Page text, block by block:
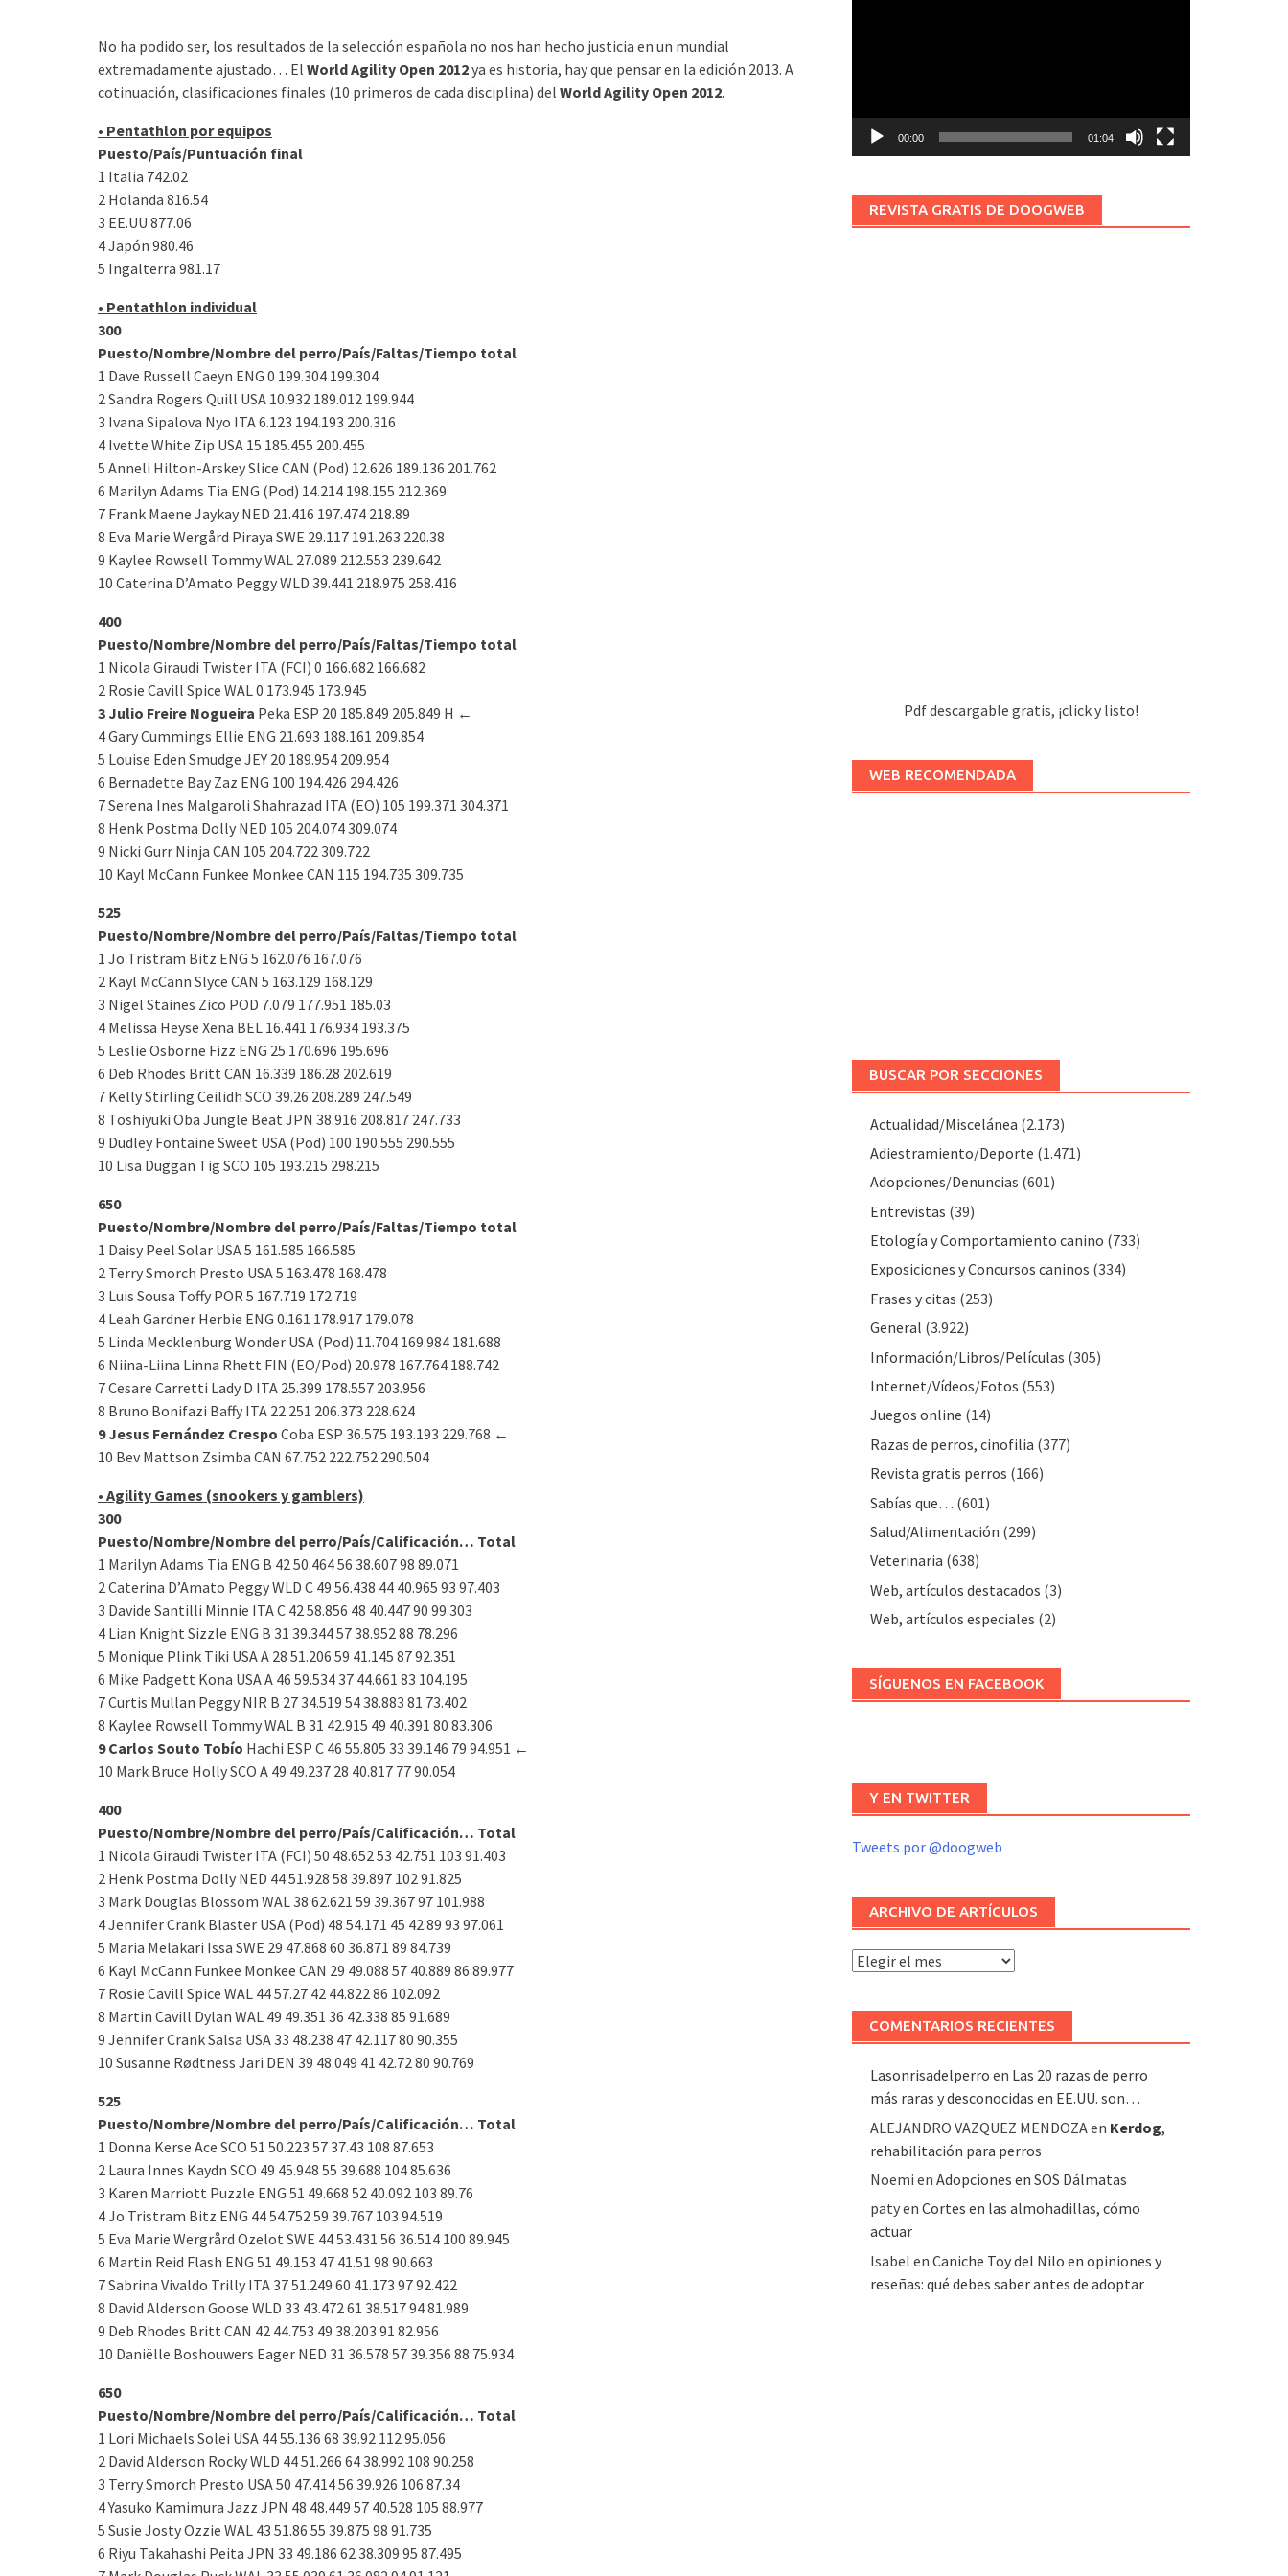
No ha podido ser, los resultados de la selección española no nos han hecho justicia en un mundial
extremadamente ajustado… El World Agility Open 2012ya es historia, hay que pensar en la edición 2013. A
cotinuación, clasificaciones finales (10 primeros de cada disciplina) del World Agility Open 2012.
• Pentathlon por equipos
Puesto/País/Puntuación final
1 Italia 742.02
2 Holanda 816.54
3 EE.UU 877.06
4 Japón 980.46
5 Ingalterra 981.17
• Pentathlon individual
300
Puesto/Nombre/Nombre del perro/País/Faltas/Tiempo total
1 Dave Russell Caeyn ENG 0 199.304 199.304
2 Sandra Rogers Quill USA 10.932 189.012 199.944
3 Ivana Sipalova Nyo ITA 6.123 194.193 200.316
4 Ivette White Zip USA 15 185.455 200.455
5 Anneli Hilton-Arskey Slice CAN (Pod) 12.626 189.136 201.762
6 Marilyn Adams Tia ENG (Pod) 14.214 198.155 212.369
7 Frank Maene Jaykay NED 21.416 197.474 218.89
8 Eva Marie Wergård Piraya SWE 29.117 191.263 220.38
9 Kaylee Rowsell Tommy WAL 27.089 212.553 239.642
10 Caterina D’Amato Peggy WLD 39.441 218.975 258.416
400
Puesto/Nombre/Nombre del perro/País/Faltas/Tiempo total
1 Nicola Giraudi Twister ITA (FCI) 0 166.682 166.682
2 Rosie Cavill Spice WAL 0 173.945 173.945
3 Julio Freire Nogueira Peka ESP 20 185.849 205.849 Η ←
4 Gary Cummings Ellie ENG 21.693 188.161 209.854
5 Louise Eden Smudge JEY 20 189.954 209.954
6 Bernadette Bay Zaz ENG 100 194.426 294.426
7 Serena Ines Malgaroli Shahrazad ITA (EO) 105 199.371 304.371
8 Henk Postma Dolly NED 105 204.074 309.074
9 Nicki Gurr Ninja CAN 105 204.722 309.722
10 Kayl McCann Funkee Monkee CAN 115 194.735 309.735
525
Puesto/Nombre/Nombre del perro/País/Faltas/Tiempo total
1 Jo Tristram Bitz ENG 5 162.076 167.076
2 Kayl McCann Slyce CAN 5 163.129 168.129
3 Nigel Staines Zico POD 7.079 177.951 185.03
4 Melissa Heyse Xena BEL 16.441 176.934 193.375
5 Leslie Osborne Fizz ENG 25 170.696 195.696
6 Deb Rhodes Britt CAN 16.339 186.28 202.619
7 Kelly Stirling Ceilidh SCO 39.26 208.289 247.549
8 Toshiyuki Oba Jungle Beat JPN 38.916 208.817 247.733
9 Dudley Fontaine Sweet USA (Pod) 100 190.555 290.555
10 Lisa Duggan Tig SCO 105 193.215 298.215
650
Puesto/Nombre/Nombre del perro/País/Faltas/Tiempo total
1 Daisy Peel Solar USA 5 161.585 166.585
2 Terry Smorch Presto USA 5 163.478 168.478
3 Luis Sousa Toffy POR 5 167.719 172.719
4 Leah Gardner Herbie ENG 0.161 178.917 179.078
5 Linda Mecklenburg Wonder USA (Pod) 11.704 169.984 181.688
6 Niina-Liina Linna Rhett FIN (EO/Pod) 20.978 167.764 188.742
7 Cesare Carretti Lady D ITA 25.399 178.557 203.956
8 Bruno Bonifazi Baffy ITA 22.251 206.373 228.624
9 Jesus Fernández Crespo Coba ESP 36.575 193.193 229.768 ←
10 Bev Mattson Zsimba CAN 67.752 222.752 290.504
• Agility Games (snookers y gamblers)
300
Puesto/Nombre/Nombre del perro/País/Calificación… Total
1 Marilyn Adams Tia ENG B 42 50.464 56 38.607 98 89.071
2 Caterina D’Amato Peggy WLD C 49 56.438 44 40.965 93 97.403
3 Davide Santilli Minnie ITA C 42 58.856 48 40.447 90 99.303
4 Lian Knight Sizzle ENG B 31 39.344 57 38.952 88 78.296
5 Monique Plink Tiki USA A 28 51.206 59 41.145 87 92.351
6 Mike Padgett Kona USA A 46 59.534 37 44.661 83 104.195
7 Curtis Mullan Peggy NIR B 27 34.519 54 38.883 81 73.402
8 Kaylee Rowsell Tommy WAL B 31 42.915 49 40.391 80 83.306
9 Carlos Souto Tobío Hachi ESP C 46 55.805 33 39.146 79 94.951 ←
10 Mark Bruce Holly SCO A 49 49.237 28 40.817 77 90.054
400
Puesto/Nombre/Nombre del perro/País/Calificación… Total
1 Nicola Giraudi Twister ITA (FCI) 50 48.652 53 42.751 103 91.403
2 Henk Postma Dolly NED 44 51.928 58 39.897 102 91.825
3 Mark Douglas Blossom WAL 38 62.621 59 39.367 97 101.988
4 Jennifer Crank Blaster USA (Pod) 48 54.171 45 42.89 93 97.061
5 Maria Melakari Issa SWE 29 47.868 60 36.871 89 84.739
6 Kayl McCann Funkee Monkee CAN 29 49.088 57 40.889 86 89.977
7 Rosie Cavill Spice WAL 44 57.27 42 44.822 86 102.092
8 Martin Cavill Dylan WAL 49 49.351 36 42.338 85 91.689
9 Jennifer Crank Salsa USA 33 48.238 47 42.117 80 90.355
10 Susanne Rødtness Jari DEN 39 48.049 41 42.72 80 90.769
525
Puesto/Nombre/Nombre del perro/País/Calificación… Total
1 Donna Kerse Ace SCO 51 50.223 57 37.43 108 87.653
2 Laura Innes Kaydn SCO 49 45.948 55 39.688 104 85.636
3 Karen Marriott Puzzle ENG 51 49.668 52 40.092 103 89.76
4 Jo Tristram Bitz ENG 44 54.752 59 39.767 103 94.519
5 Eva Marie Wergrård Ozelot SWE 44 53.431 56 36.514 100 89.945
6 Martin Reid Flash ENG 51 49.153 47 41.51 98 90.663
7 Sabrina Vivaldo Trilly ITA 37 51.249 60 41.173 97 92.422
8 David Alderson Goose WLD 33 43.472 61 38.517 94 81.989
9 Deb Rhodes Britt CAN 42 44.753 49 38.203 91 82.956
10 Daniëlle Boshouwers Eager NED 31 36.578 57 39.356 88 75.934
650
Puesto/Nombre/Nombre del perro/País/Calificación… Total
1 Lori Michaels Solei USA 44 55.136 68 39.92 112 95.056
2 David Alderson Rocky WLD 44 51.266 64 38.992 108 90.258
3 Terry Smorch Presto USA 50 47.414 56 39.926 106 87.34
4 Yasuko Kamimura Jazz JPN 48 48.449 57 40.528 105 88.977
5 Susie Josty Ozzie WAL 43 51.86 55 39.875 98 91.735
6 Riyu Takahashi Peita JPN 33 49.186 62 38.309 95 87.495
00:00 01:04
REVISTA GRATIS DE DOOGWEB
Pdf descargable gratis, ¡click y listo!
WEB RECOMENDADA
BUSCAR POR SECCIONES
Actualidad/Miscelánea (2.173)
Adiestramiento/Deporte (1.471)
Adopciones/Denuncias (601)
Entrevistas (39)
Etología y Comportamiento canino (733)
Exposiciones y Concursos caninos (334)
Frases y citas (253)
General (3.922)
Información/Libros/Películas (305)
Internet/Vídeos/Fotos (553)
Juegos online (14)
Razas de perros, cinofilia (377)
Revista gratis perros (166)
Sabías que… (601)
Salud/Alimentación (299)
Veterinaria (638)
Web, artículos destacados (3)
Web, artículos especiales (2)
SÍGUENOS EN FACEBOOK
Y EN TWITTER
Tweets por @doogweb
ARCHIVO DE ARTÍCULOS
Archivo
artículos
COMENTARIOS RECIENTES
Lasonrisadelperro en Las 20 razas de perro
más raras y desconocidas en EE.UU. son…
ALEJANDRO VAZQUEZ MENDOZAen Kerdog,
rehabilitación para perros
Noemi en Adopciones en SOS Dálmatas
patyen Cortes en las almohadillas, cómo
actuar
Isabel en Caniche Toy del Nilo en opiniones y
reseñas: qué debes saber antes de adoptar